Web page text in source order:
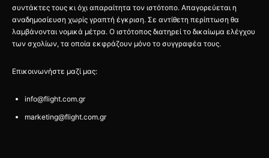
συντάκτες τους κι όχι απαραίτητα τον ιστότοπο. Απαγορεύεται η
αναδημοσίευση χωρίς γραπτή έγκριση. Σε αντίθετη περίπτωση θα
λαμβάνονται νομικά μέτρα. Ο ιστότοπος διατηρεί το δικαίωμα ελέγχου
των σχολίων, τα οποία εκφράζουν μόνο το συγγραφέα τους.
Επικοινωνήστε μαζί μας:
info@flight.com.gr
marketing@flight.com.gr